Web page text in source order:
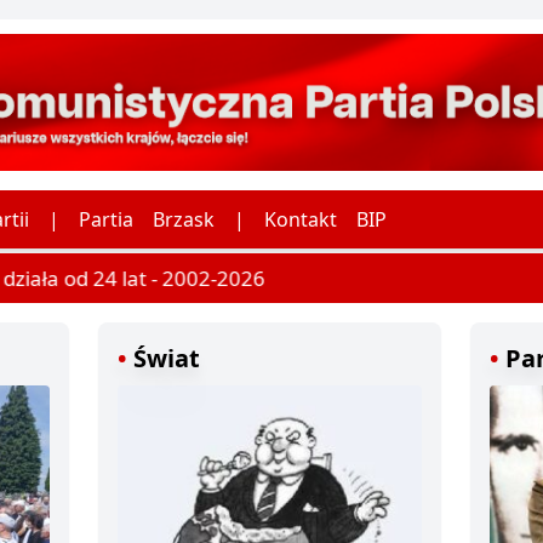
| Partia Brzask | Kontakt BIP
od 24 lat - 2002-2026
Świat